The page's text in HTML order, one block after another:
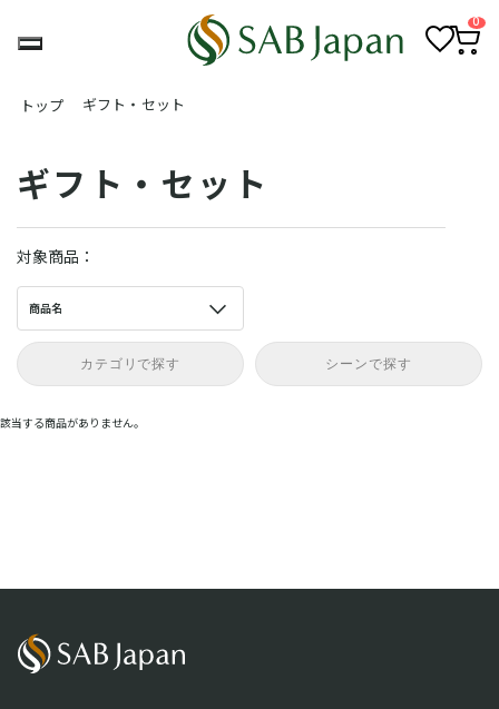
0
トップ ギフト・セット
ギフト・セット
対象商品：
商品名
カテゴリで探す シーンで探す
該当する商品がありません。